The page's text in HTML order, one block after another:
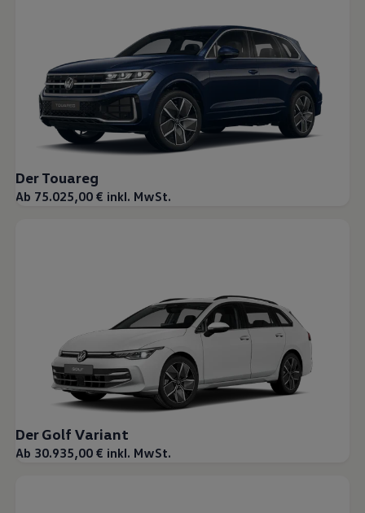
Der Touareg
Ab 75.025,00 € inkl. MwSt.
Der Golf Variant
Ab 30.935,00 € inkl. MwSt.